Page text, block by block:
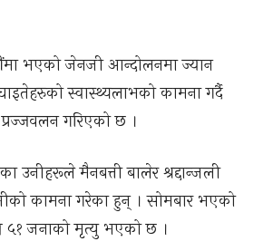
भएको जेनजी आन्दोलनमा ज्यान
स्वास्थ्यलाभको कामना गर्दै
गरिएको छ ।
उनीहरूले मैनबत्ती बालेर श्रद्दान्जली
कामना गरेका हुन् । सोमबार भएको
जनाको मृत्यु भएको छ ।